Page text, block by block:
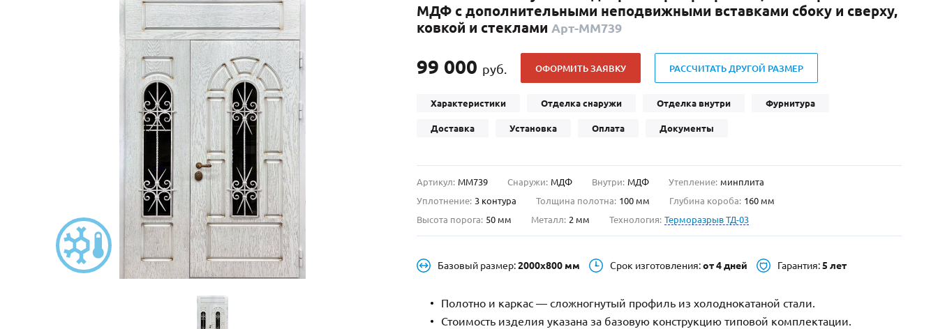
С выдавленным рисунком(35)
С металлобагетом(571)
С геометрическим рисунком (46)
С реечным дизайном(29)
Для дачи
Для бани
Для общественных зданий
Для магазина
Для электрощитовой
В лифтовые холлы
С отбойником(91)
С кнокером(94)
С импостами(73)
С карнизом (207)
Нестандартные(479)
С фрамугой(265)
С внутренним открыванием(2)
МДФ с дополнительными неподвижными вставками сбоку и сверху,
ковкой и стеклами Арт-ММ739
99 000 руб. ОФОРМИТЬ ЗАЯВКУ РАССЧИТАТЬ ДРУГОЙ РАЗМЕР
Характеристики Отделка снаружи Отделка внутри Фурнитура
Доставка Установка Оплата Документы
Артикул: ММ739 Снаружи: МДФ Внутри: МДФ Утепление: минплита
Уплотнение: 3 контура Толщина полотна: 100 мм Глубина короба: 160 мм
Высота порога: 50 мм Металл: 2 мм Технология: Терморазрыв ТД-03
Базовый размер:2000х800 мм Срок изготовления:от 4 дней Гарантия:5 лет
Полотно и каркас — сложногнутый профиль из холоднокатаной стали.
Стоимость изделия указана за базовую конструкцию типовой комплектации.